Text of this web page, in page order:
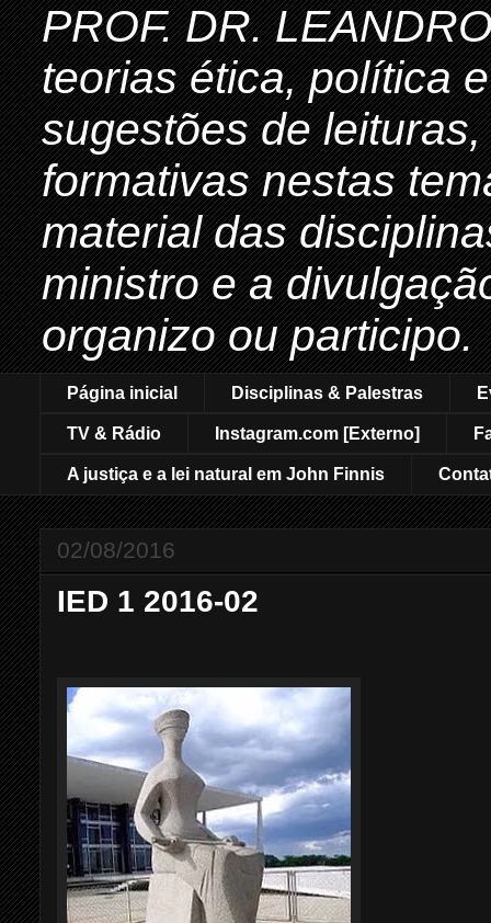
PROF. DR.
teorias ética, política
sugestões de
formativas nestas
material das
ministro e a
organizo ou participo.
Página inicial Disciplinas & Palestras
TV & Rádio Instagram.com [Externo]
A justiça e a lei natural em John Finnis
02/08/2016
IED 1 2016-02